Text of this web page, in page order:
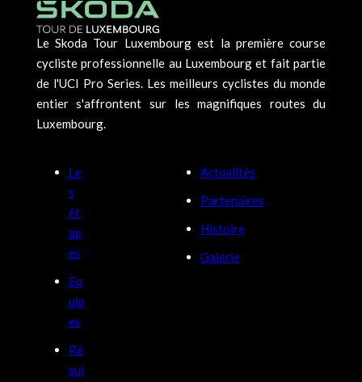
Le Skoda Tour Luxembourg est la première course
cycliste professionnelle au Luxembourg et fait partie
de l'UCI Pro Series. Les meilleurs cyclistes du monde
entier s'affrontent sur les magnifiques routes du
Luxembourg.
Le
s
ét
ap
es
Eq
uip
es
Ré
sul
Actualités
Partenaires
Histoire
Galerie